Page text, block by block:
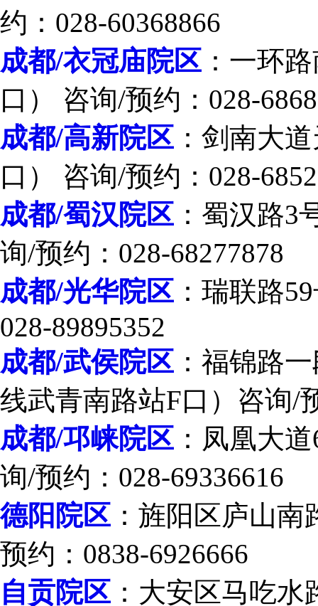
约：028-60368866
成都/衣冠庙院区 ：一环
口） 咨询/预约：028-
成都/高新院区 ：剑南大
口） 咨询/预约：028-
成都/蜀汉院区 ：蜀汉路3
询/预约：028-68277878
成都/光华院区 ：瑞联路
028-89895352
成都/武侯院区 ：福锦路
线武青南路站F口）咨询/
成都/邛崃院区 ：凤凰大
询/预约：028-69336616
德阳院区 ：旌阳区庐山
预约：0838-6926666
自贡院区 ：大安区马吃